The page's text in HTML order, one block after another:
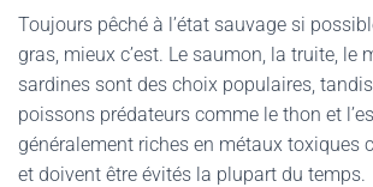
Toujours pêché à l’état sauvage si
gras, mieux c’est. Le saumon, la truite, le
sardines sont des choix populaires,
poissons prédateurs comme le thon et
généralement riches en métaux toxiques
et doivent être évités la plupart du temps.